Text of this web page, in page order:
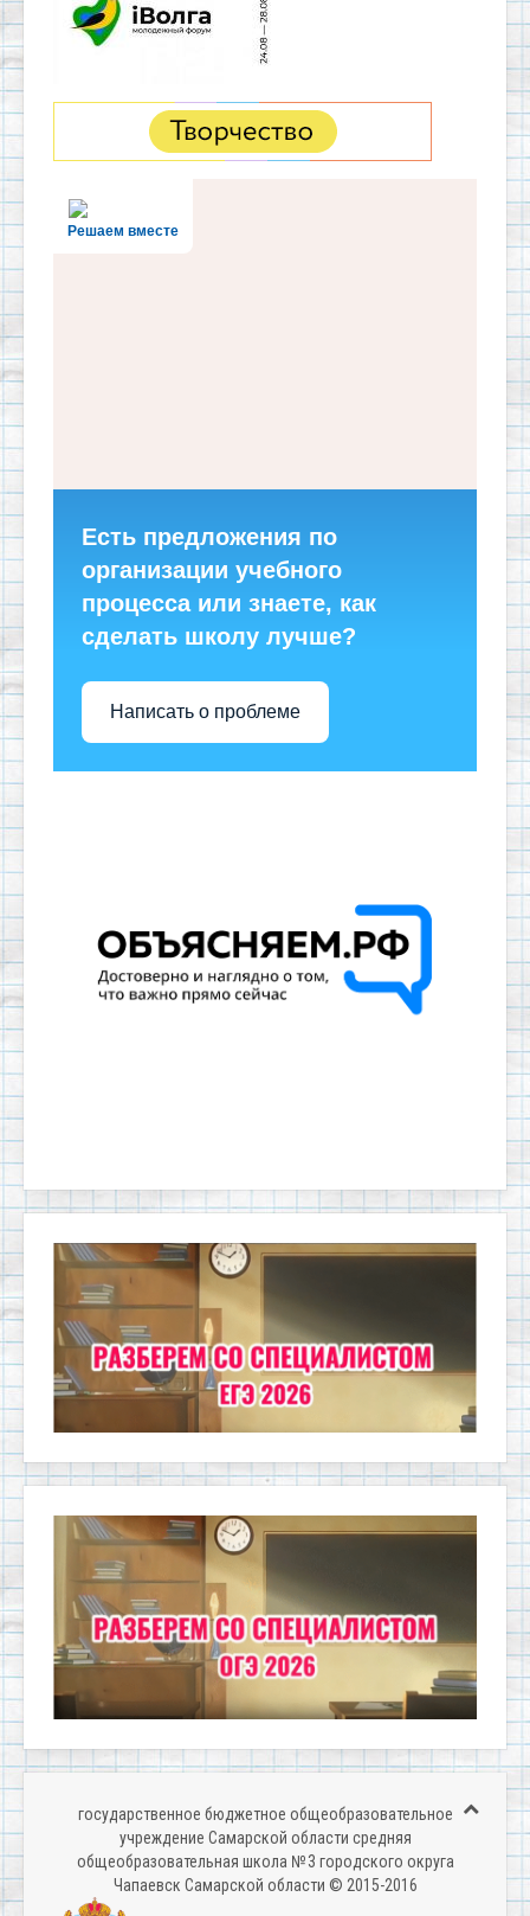
Решаем вместе
Есть предложения по
организации учебного
процесса или знаете, как
сделать школу лучше?
Написать о проблеме
государственное бюджетное общеобразовательное
учреждение Самарской области средняя
общеобразовательная школа № 3 городского округа
Чапаевск Самарской области © 2015-2016